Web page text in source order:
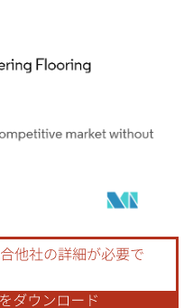
BY 4.0の表示が必要です。